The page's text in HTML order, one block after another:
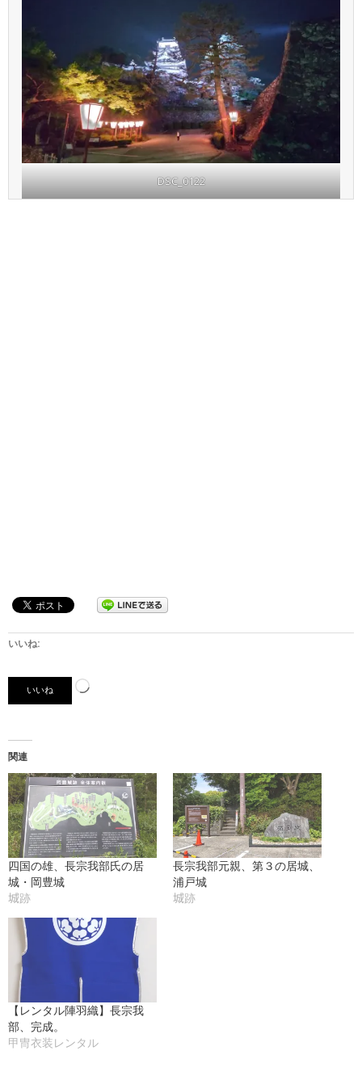
DSC_0122
いいね:
いいね
読
関連
四国の雄、長宗我部氏の居
城・岡豊城
城跡
長宗我部元親、第３の居城、
浦戸城
城跡
【レンタル陣羽織】長宗我
部、完成。
甲冑衣装レンタル